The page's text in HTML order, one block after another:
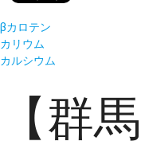
βカロテン
カリウム
カルシウム
【群